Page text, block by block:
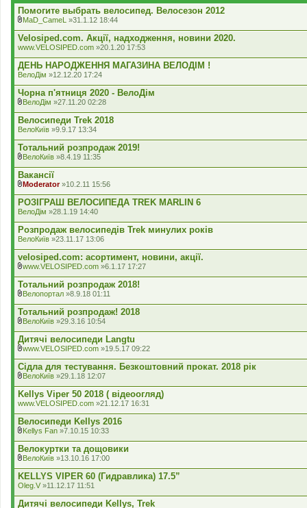
н
я
Помогите выбрать велосипед. Велосезон 2012
к
л
а
д
е
н
н
я
MaD_CameL »31.1.12 18:44
Velosiped.com. Акції, надходження, новини 2020.
www.VELOSIPED.com »20.1.20 17:53
ДЕНЬ НАРОДЖЕННЯ МАГАЗИНА ВЕЛОДІМ !
ВелоДім »12.12.20 17:24
Чорна п'ятниця 2020 - ВелоДім
к
л
а
д
е
н
н
я
ВелоДім »27.11.20 02:28
Велосипеди Trek 2018
ВелоКиїв »9.9.17 13:34
Тотальний розпродаж 2019!
к
л
а
д
е
н
н
я
ВелоКиїв »8.4.19 11:35
Вакансії
к
л
а
д
е
н
н
я
Moderator»10.2.11 15:56
РОЗІГРАШ ВЕЛОСИПЕДА TREK MARLIN 6
ВелоДім »28.1.19 14:40
Розпродаж велосипедів Trek минулих років
ВелоКиїв »23.11.17 13:06
velosiped.com: асортимент, новини, акції.
к
л
а
д
е
н
н
я
www.VELOSIPED.com »6.1.17 17:27
Тотальний розпродаж 2018!
к
л
а
д
е
н
н
я
Велопортал »8.9.18 01:11
Тотальний розпродаж! 2018
к
л
а
д
е
н
н
я
ВелоКиїв »29.3.16 10:54
Дитячі велосипеди Langtu
к
л
а
д
е
н
н
я
www.VELOSIPED.com »19.5.17 09:22
Сідла для тестування. Безкоштовний прокат. 2018 рік
к
л
а
д
е
н
н
я
ВелоКиїв »29.1.18 12:07
Kellys Viper 50 2018 ( відеоогляд)
www.VELOSIPED.com »21.12.17 16:31
Велосипеди Kellys 2016
к
л
а
д
е
н
н
я
Kellys Fan »7.10.15 10:33
Велокуртки та дощовики
к
л
а
д
е
ВелоКиїв »13.10.16 17:00
KELLYS VIPER 60 (Гидравлика) 17.5”
Oleg.V »11.12.17 11:51
Дитячі велосипеди Kellys, Trek